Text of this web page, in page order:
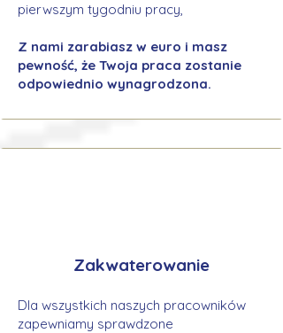
pierwszym tygodniu pracy,
Z nami zarabiasz w euro i masz
pewność, że Twoja praca zostanie
odpowiednio wynagrodzona.
Zakwaterowanie
Dla wszystkich naszych pracowników
zapewniamy sprawdzone